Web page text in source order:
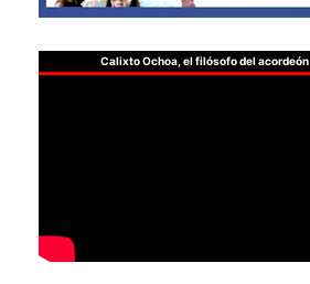
Calixto Ochoa, el filósofo del acordeón